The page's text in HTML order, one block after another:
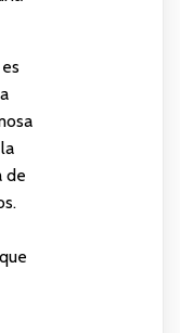
de